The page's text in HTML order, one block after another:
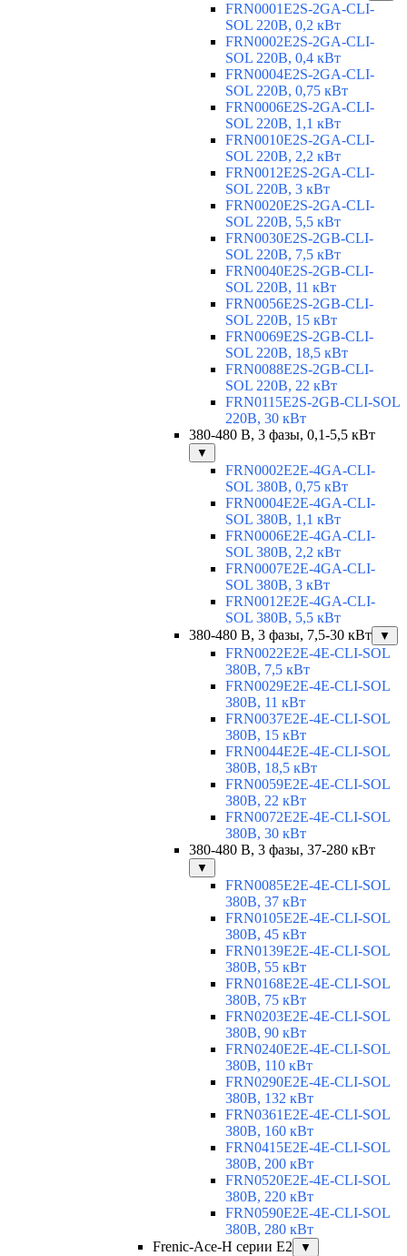
FRN0001E2S-2GA-CLI-
SOL 220В, 0,2 кВт
FRN0002E2S-2GA-CLI-
SOL 220В, 0,4 кВт
FRN0004E2S-2GA-CLI-
SOL 220В, 0,75 кВт
FRN0006E2S-2GA-CLI-
SOL 220В, 1,1 кВт
FRN0010E2S-2GA-CLI-
SOL 220В, 2,2 кВт
FRN0012E2S-2GA-CLI-
SOL 220В, 3 кВт
FRN0020E2S-2GA-CLI-
SOL 220В, 5,5 кВт
FRN0030E2S-2GB-CLI-
SOL 220В, 7,5 кВт
FRN0040E2S-2GB-CLI-
SOL 220В, 11 кВт
FRN0056E2S-2GB-CLI-
SOL 220В, 15 кВт
FRN0069E2S-2GB-CLI-
SOL 220В, 18,5 кВт
FRN0088E2S-2GB-CLI-
SOL 220В, 22 кВт
FRN0115E2S-2GB-CLI-SOL
220В, 30 кВт
380-480 В, 3 фазы, 0,1-5,5 кВт
▼
FRN0002E2E-4GA-CLI-
SOL 380В, 0,75 кВт
FRN0004E2E-4GA-CLI-
SOL 380В, 1,1 кВт
FRN0006E2E-4GA-CLI-
SOL 380В, 2,2 кВт
FRN0007E2E-4GA-CLI-
SOL 380В, 3 кВт
FRN0012E2E-4GA-CLI-
SOL 380В, 5,5 кВт
380-480 В, 3 фазы, 7,5-30 кВт
▼
FRN0022E2E-4E-CLI-SOL
380В, 7,5 кВт
FRN0029E2E-4E-CLI-SOL
380В, 11 кВт
FRN0037E2E-4E-CLI-SOL
380В, 15 кВт
FRN0044E2E-4E-CLI-SOL
380В, 18,5 кВт
FRN0059E2E-4E-CLI-SOL
380В, 22 кВт
FRN0072E2E-4E-CLI-SOL
380В, 30 кВт
380-480 В, 3 фазы, 37-280 кВт
▼
FRN0085E2E-4E-CLI-SOL
380В, 37 кВт
FRN0105E2E-4E-CLI-SOL
380В, 45 кВт
FRN0139E2E-4E-CLI-SOL
380В, 55 кВт
FRN0168E2E-4E-CLI-SOL
380В, 75 кВт
FRN0203E2E-4E-CLI-SOL
380В, 90 кВт
FRN0240E2E-4E-CLI-SOL
380В, 110 кВт
FRN0290E2E-4E-CLI-SOL
380В, 132 кВт
FRN0361E2E-4E-CLI-SOL
380В, 160 кВт
FRN0415E2E-4E-CLI-SOL
380В, 200 кВт
FRN0520E2E-4E-CLI-SOL
380В, 220 кВт
FRN0590E2E-4E-CLI-SOL
380В, 280 кВт
Frenic-Ace-H серии E2
▼